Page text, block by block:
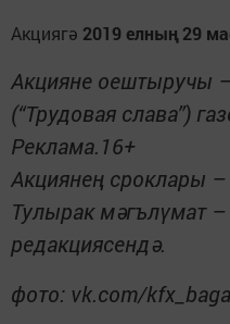
Акциягә 2019 елның 29
Акцияне оештыручы
(“Трудовая слава”)
Реклама.16+
Акциянең сроклары
Тулырак мәгълүмат –
редакциясендә.
фото: vk.com/